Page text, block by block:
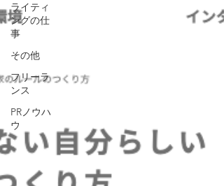
ライティ
ングの仕
事
その他
フリーラ
ンス
PRノウハ
ウ